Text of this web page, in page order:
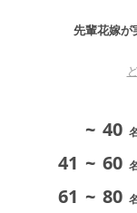
先輩花嫁が
~ 40
41 ~ 60
61 ~ 80